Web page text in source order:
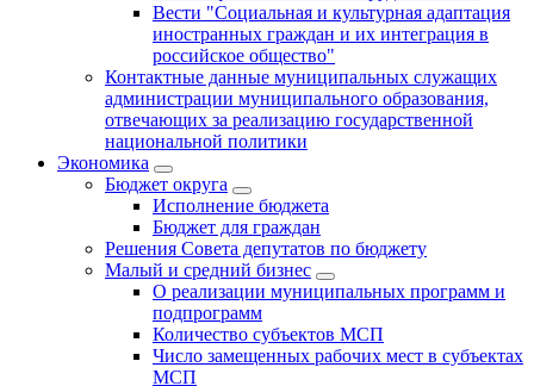
Вести "Социальная и культурная адаптация
иностранных граждан и их интеграция в
российское общество"
Контактные данные муниципальных служащих
администрации муниципального образования,
отвечающих за реализацию государственной
национальной политики
Экономика
Бюджет округa
Исполнение бюджета
Бюджет для граждан
Решения Совета депутатов по бюджету
Малый и средний бизнес
О реализации муниципальных программ и
подпрограмм
Количество субъектов МСП
Число замещенных рабочих мест в субъектах
МСП